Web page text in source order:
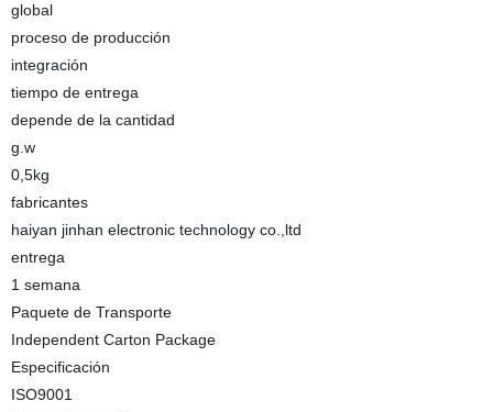
global
proceso de producción
integración
tiempo de entrega
depende de la cantidad
g.w
0,5kg
fabricantes
haiyan jinhan electronic technology co.,ltd
entrega
1 semana
Paquete de Transporte
Independent Carton Package
Especificación
ISO9001